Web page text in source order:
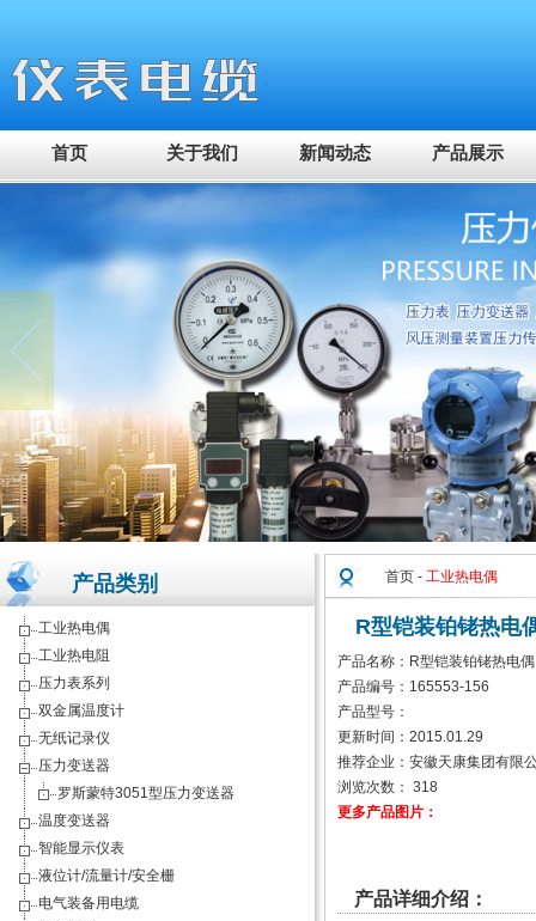
首页 关于我们 新闻动态 产品展示
首页 - 工业热电偶
R型铠装铂铑热电
产品名称：R型铠装铂铑热电偶
产品编号：165553-156
产品型号：
更新时间：2015.01.29
推荐企业：安徽天康集团有限
浏览次数： 318
更多产品图片：
产品详细介绍：
产品类别
工业热电偶
工业热电阻
压力表系列
双金属温度计
无纸记录仪
压力变送器
罗斯蒙特3051型压力变送器
温度变送器
智能显示仪表
液位计/流量计/安全栅
电气装备用电缆